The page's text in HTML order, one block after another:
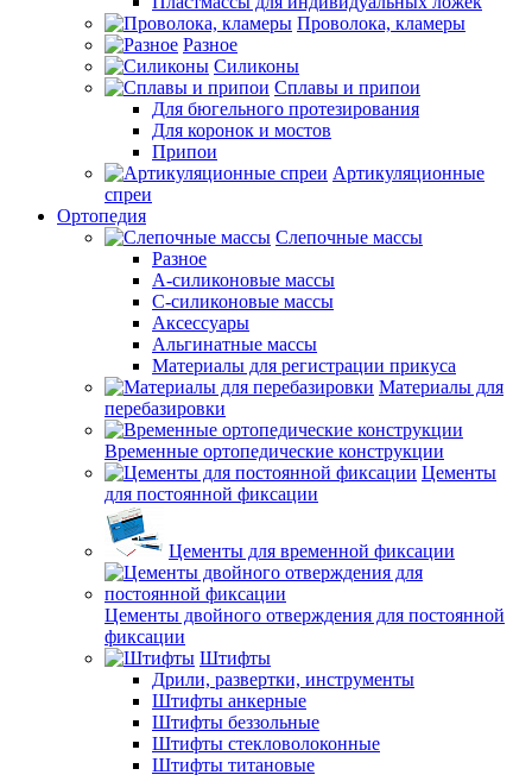
Проволока, кламеры
Разное
Силиконы
Сплавы и припои
Для бюгельного протезирования
Для коронок и мостов
Припои
Артикуляционные
спреи
Ортопедия
Слепочные массы
Разное
А-силиконовые массы
С-силиконовые массы
Аксессуары
Альгинатные массы
Материалы для регистрации прикуса
Материалы для
перебазировки
Временные ортопедические конструкции
Цементы
для постоянной фиксации
Цементы для временной фиксации
Цементы двойного отверждения для постоянной
фиксации
Штифты
Дрили, развертки, инструменты
Штифты анкерные
Штифты беззольные
Штифты стекловолоконные
Штифты титановые